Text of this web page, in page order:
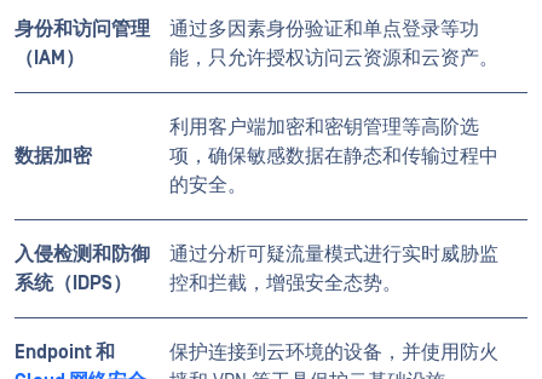
身份和访问管理
（IAM）
通过多因素身份验证和单点登录等功
能，只允许授权访问云资源和云资产。
数据加密
利用客户端加密和密钥管理等高阶选
项，确保敏感数据在静态和传输过程中
的安全。
入侵检测和防御
系统（IDPS）
通过分析可疑流量模式进行实时威胁监
控和拦截，增强安全态势。
Endpoint 和
保护连接到云环境的设备，并使用防火